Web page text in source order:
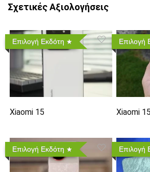
Σχετικές Αξιολογήσεις
Επιλογή Εκδότη
Xiaomi 15
Επιλογή
Xiaomi
Επιλογή Εκδότη Επιλογή